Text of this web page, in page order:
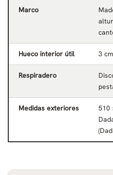
Marco
Hueco interior útil 3
Respiradero
Medidas exteriores
510